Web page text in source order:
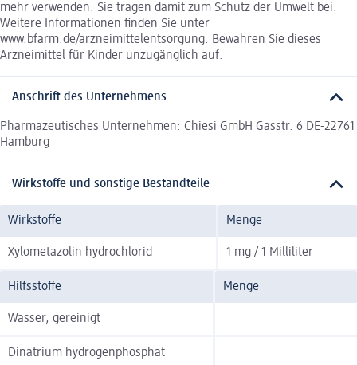
mehr verwenden. Sie tragen damit zum Schutz der Umwelt bei.
Weitere Informationen finden Sie unter
www.bfarm.de/arzneimittelentsorgung. Bewahren Sie dieses
Arzneimittel für Kinder unzugänglich auf.
Anschrift des Unternehmens
Pharmazeutisches Unternehmen: Chiesi GmbH Gasstr. 6 DE-22761
Hamburg
Wirkstoffe und sonstige Bestandteile
Wirkstoffe Menge
Xylometazolin hydrochlorid 1 mg / 1 Milliliter
Hilfsstoffe Menge
Wasser, gereinigt
Dinatrium hydrogenphosphat